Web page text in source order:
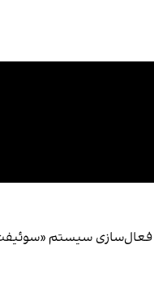
فعال‌سازی سیستم